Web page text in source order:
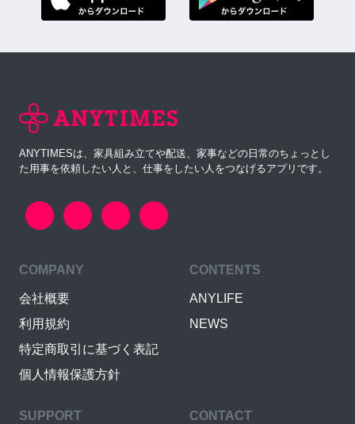
ANYTIMESは、家具組み立てや配送、家事などの日常のちょっとし
た用事を依頼したい人と、仕事をしたい人をつなげるアプリです。
COMPANY
会社概要
利用規約
特定商取引に基づく表記
個人情報保護方針
CONTENTS
ANYLIFE
NEWS
SUPPORT CONTACT